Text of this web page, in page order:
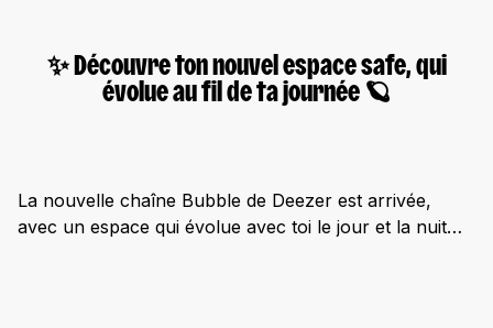
✨ Découvre ton nouvel espace safe, qui
évolue au fil de ta journée 🪐
La nouvelle chaîne Bubble de Deezer est arrivée,
avec un espace qui évolue avec toi le jour et la nuit…